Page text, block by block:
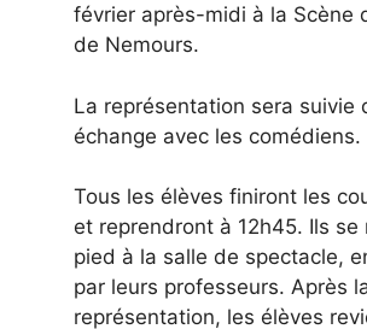
février après-midi à la Scène
de Nemours.
La représentation sera suivie
échange avec les comédiens.
Tous les élèves finiront les
et reprendront à 12h45. Ils se
pied à la salle de spectacle,
par leurs professeurs. Après
représentation, les élèves